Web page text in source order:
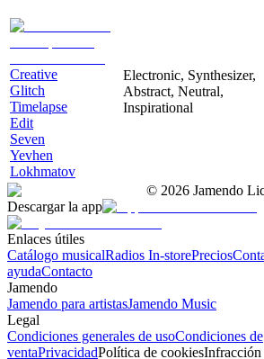
Creative
Glitch
Timelapse
Edit
Seven
Yevhen
Lokhmatov
Electronic, Synthesizer,
Abstract, Neutral,
Inspirational
© 2026 Jamendo
Descargar la app
Enlaces útiles
Catálogo musicalRadios In-storePrecios
ayudaContacto
Jamendo
Jamendo para artistasJamendo Music
Legal
Condiciones generales de usoCondiciones de
ventaPrivacidadPolítica de cookies